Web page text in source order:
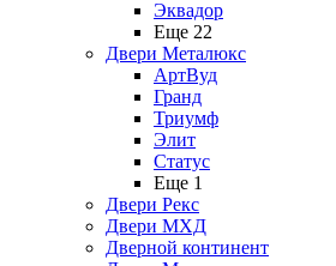
Эквадор
Еще 22
Двери Металюкс
АртВуд
Гранд
Триумф
Элит
Статус
Еще 1
Двери Рекс
Двери МХД
Дверной континент